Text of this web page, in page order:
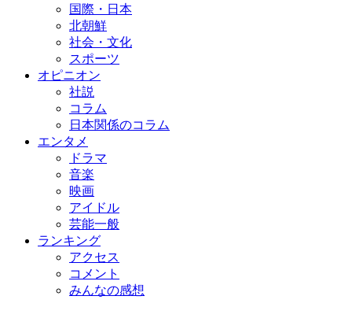
国際・日本
北朝鮮
社会・文化
スポーツ
オピニオン
社説
コラム
日本関係のコラム
エンタメ
ドラマ
音楽
映画
アイドル
芸能一般
ランキング
アクセス
コメント
みんなの感想